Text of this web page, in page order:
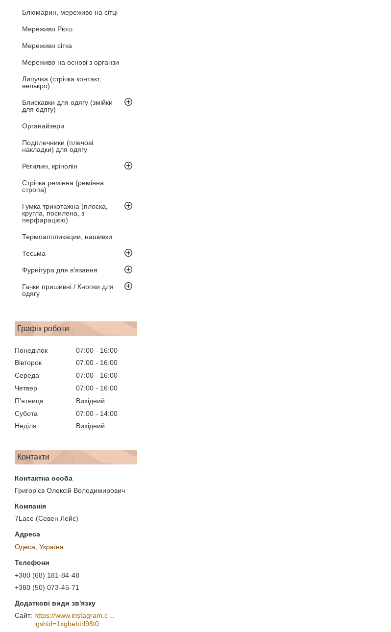
Блюмарин, мереживо на сітці
Мереживо Рюш
Мереживо сітка
Мереживо на основі з органзи
Липучка (стрічка контакт,
велькро)
Блискавки для одягу (змійки
для одягу)
Органайзери
Подплечники (плечові
накладки) для одягу
Регилин, крінолін
Стрічка ремінна (ремінна
стропа)
Гумка трикотажна (плоска,
кругла, посилена, з
перфарацією)
Термоаппликации, нашивки
Тесьма
Фурнітура для в'язання
Гачки пришивні / Кнопки для
одягу
Графік роботи
Понеділок 07:00
16:00
Вівторок
07:00
16:00
Середа
07:00
16:00
Четвер
07:00
16:00
Пʼятниця
Вихідний
Субота
07:00
14:00
Неділя
Вихідний
Контакти
Григор'єв Олексій Володимирович
7Lace (Севен Лейс)
Одеса, Україна
+380 (68) 181-84-48
+380 (50) 073-45-71
https://www.instagram.com/7_lace/?
igshid=1xgbebtrl98t0